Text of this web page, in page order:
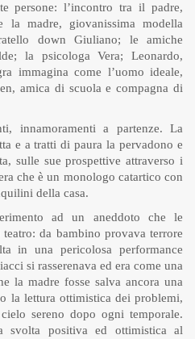
persone: l’incontro tra il padre,
la madre, giovanissima modella
down Giuliano; le amiche
la psicologa Vera; Leonardo,
immagina come l’uomo ideale,
amica di scuola e compagna di
innamoramenti a partenze. La
e a tratti di paura la pervadono e
sulle sue prospettive attraverso i
che è un monologo catartico con
della casa.
ad un aneddoto che le
da bambino provava terrore
in una pericolosa performance
si rasserenava ed era come una
la madre fosse salva ancora una
la lettura ottimistica dei problemi,
sereno dopo ogni temporale.
svolta positiva ed ottimistica al